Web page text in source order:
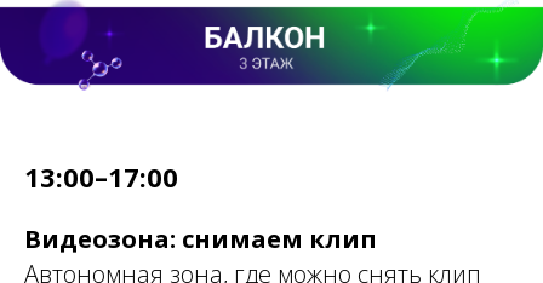
13:00–17:00
Видеозона: снимаем клип
Автономная зона, где можно снять клип